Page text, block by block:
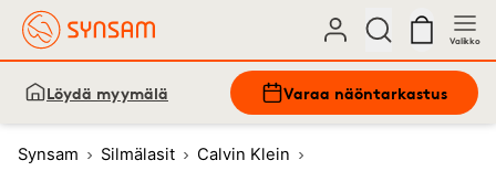
Valikko
Löydä myymälä Varaa näöntarkastus
Synsam Silmälasit
Calvin Klein